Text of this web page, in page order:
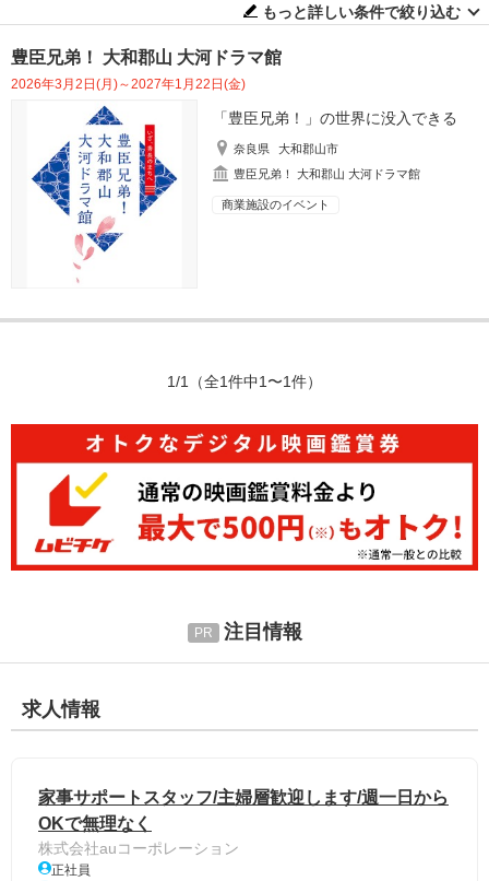
もっと詳しい条件で絞り込む
豊臣兄弟！ 大和郡山 大河ドラマ館
2026年3月2日(月)～2027年1月22日(金)
「豊臣兄弟！」の世界に没入できる
奈良県
大和郡山市
豊臣兄弟！ 大和郡山 大河ドラマ館
商業施設のイベント
1/1 （全1件中1〜1件）
注目情報
求人情報
家事サポートスタッフ/主婦層歓迎します/週一日から
OKで無理なく
株式会社auコーポレーション
正社員